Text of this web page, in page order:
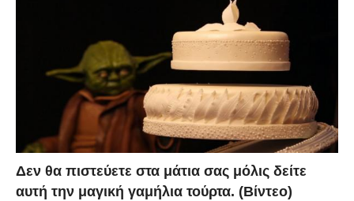
Δεν θα πιστεύετε στα μάτια σας μόλις δείτε
αυτή την μαγική γαμήλια τούρτα. (Βίντεο)